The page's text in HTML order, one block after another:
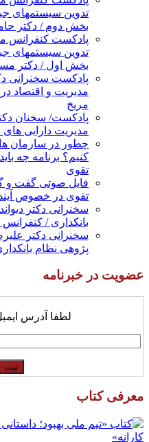
تدوین سیستمهای
بخش دوم / دکتر
پادکست کنفرانس
تدوین سیستمهای
بخش اول / دکتر
پادکست سخنرانی
مدیریت و اقتصاد
مریخ
پادکست/ سخنان
مدیریت دارایی های
چطور در سازمان
کنیم؟ برنامه چه
تقوی
فایل صوتی گفت و
تقوی در خصوص
سخنرانی دکتر
بانکداری /
سخنرانی دکتر
پژوهی نظام بانکداری / ۹ بهمن
عضویت در خبرنامه
لطفا آدرس
معرفی کتاب